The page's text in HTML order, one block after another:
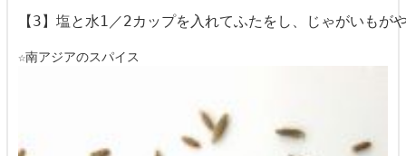
☆南アジアのスパイス